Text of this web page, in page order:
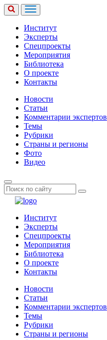
Институт
Эксперты
Спецпроекты
Мероприятия
Библиотека
О проекте
Контакты
Новости
Статьи
Комментарии экспертов
Темы
Рубрики
Страны и регионы
Фото
Видео
Институт
Эксперты
Спецпроекты
Мероприятия
Библиотека
О проекте
Контакты
Новости
Статьи
Комментарии экспертов
Темы
Рубрики
Страны и регионы